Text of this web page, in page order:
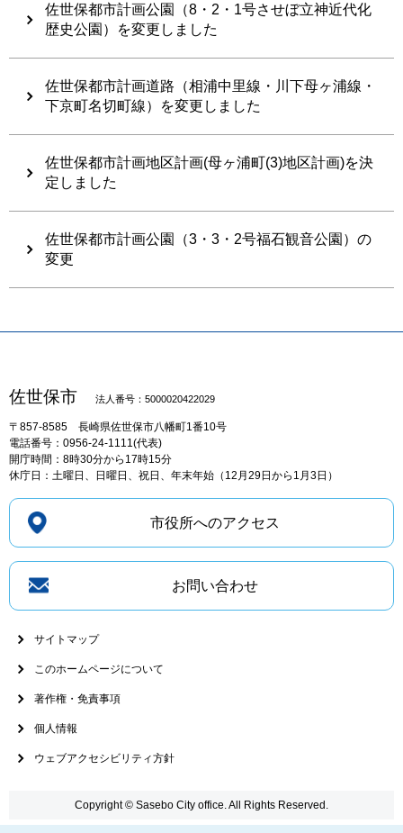
佐世保都市計画公園（8・2・1号させぼ立神近代化
歴史公園）を変更しました
佐世保都市計画道路（相浦中里線・川下母ヶ浦線・
下京町名切町線）を変更しました
佐世保都市計画地区計画(母ヶ浦町(3)地区計画)を決
定しました
佐世保都市計画公園（3・3・2号福石観音公園）の
変更
佐世保市 法人番号：5000020422029
〒857-8585 長崎県佐世保市八幡町1番10号
電話番号：0956-24-1111(代表)
開庁時間：8時30分から17時15分
休庁日：土曜日、日曜日、祝日、年末年始（12月29日から1月3日）
市役所へのアクセス
お問い合わせ
サイトマップ
このホームページについて
著作権・免責事項
個人情報
ウェブアクセシビリティ方針
Copyright © Sasebo City office. All Rights Reserved.